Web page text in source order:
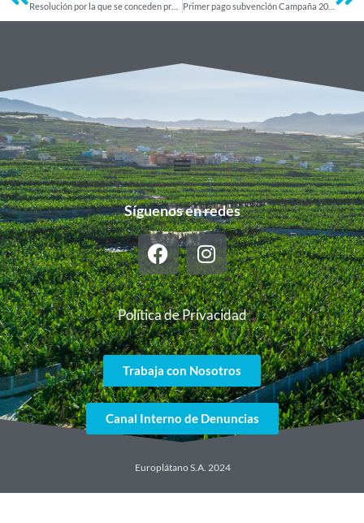
Primer pago subvención Campaña 2024
Síguenos en redes
Política de Privacidad
Trabaja con Nosotros
Canal Interno de Denuncias
Europlátano S.A. 2024